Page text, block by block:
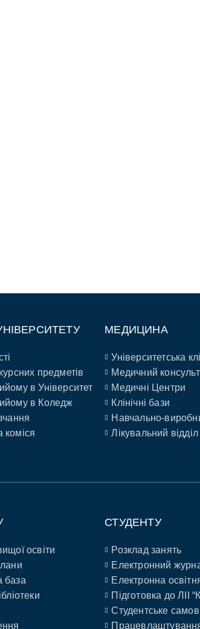
предметів
в Університет
в Коледж
коміся
МЕДИЦИНА
Університетська
Медичний
Медичні Центри
Клінічні бази
Навчально-
Лікувальний відділ
освіти
база
СТУДЕНТУ
Розклад занять
Електронний
Електронна
Підготовка до ЛІІ
Студентське